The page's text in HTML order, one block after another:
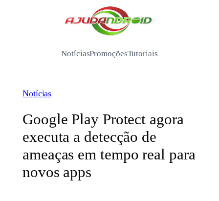
/
NotíciasPromoçõesTutoriais
Notícias
Google Play Protect agora
executa a detecção de
ameaças em tempo real para
novos apps